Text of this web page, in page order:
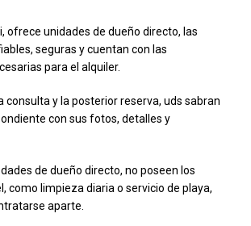
ofrece unidades de dueño directo, las
seguras y cuentan con las
para el alquiler.
consulta y la posterior reserva, uds sabran
con sus fotos, detalles y
de dueño directo, no poseen los
como limpieza diaria o servicio de playa,
aparte.